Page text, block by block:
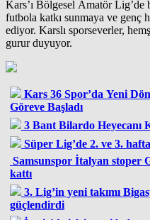
Kars’ı Bölgesel Amatör Lig’de
futbola katkı sunmaya ve genç
ediyor. Karslı sporseverler,
gurur duyuyor.
Kars 36 Spor’da Yeni
Göreve Başladı
3 Bant Bilardo Heyecanı
Süper Lig’de 2. ve 3.
Samsunspor İtalyan stoper
kattı
3. Lig’in yeni takımı
güçlendirdi